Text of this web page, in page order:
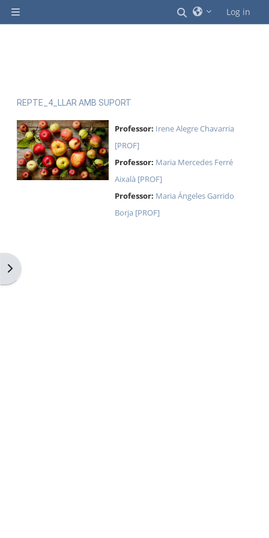
Panell lateral
CommutaLog in
Obre el calaix de blocs
REPTE_4_LLAR AMB SUPORT
Professor: Irene Alegre Chavarria
[PROF]
Professor: Maria Mercedes Ferré
Aixalà [PROF]
Professor: Maria Ángeles Garrido
Borja [PROF]